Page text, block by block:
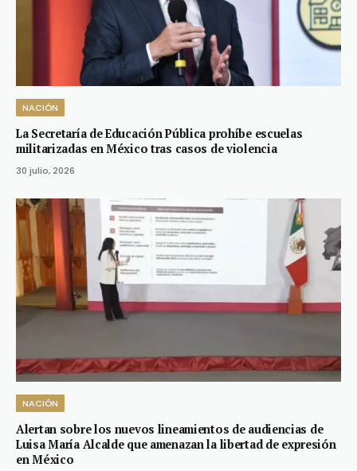
NACIÓN
La Secretaría de Educación Pública prohíbe escuelas
militarizadas en México tras casos de violencia
30 julio, 2026
NACIÓN
Alertan sobre los nuevos lineamientos de audiencias de
Luisa María Alcalde que amenazan la libertad de expresión
en México